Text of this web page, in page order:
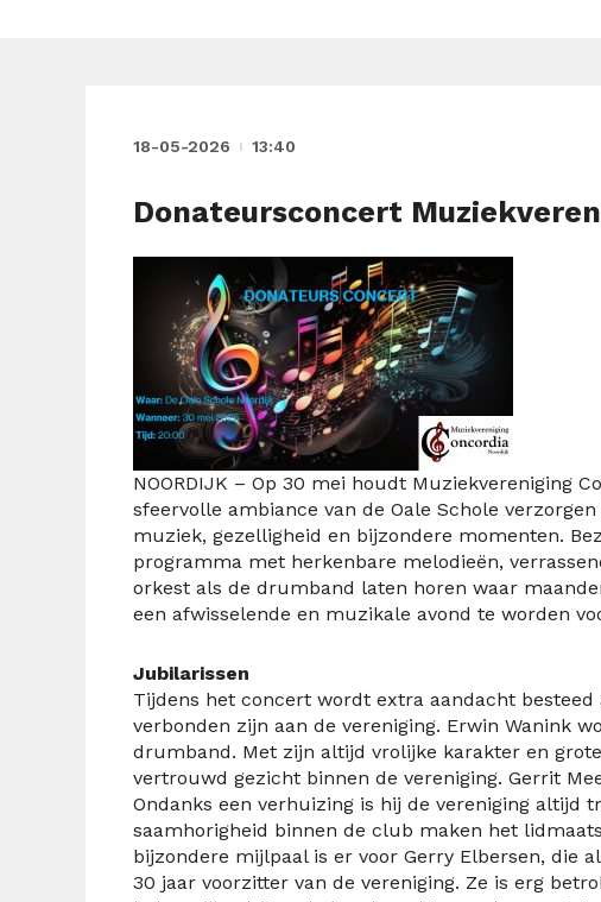
18-05-2026 13:40
Donateursconcert
NOORDIJK – Op 30 mei houdt Muziekvereniging
sfeervolle ambiance van de Oale Schole
muziek, gezelligheid en bijzondere momenten.
programma met herkenbare melodieën,
orkest als de drumband laten horen waar
een afwisselende en muzikale avond te worden
Jubilarissen
Tijdens het concert wordt extra aandacht
verbonden zijn aan de vereniging. Erwin Wanink
drumband. Met zijn altijd vrolijke karakter en
vertrouwd gezicht binnen de vereniging. Gerrit
Ondanks een verhuizing is hij de vereniging altijd
saamhorigheid binnen de club maken het
bijzondere mijlpaal is er voor Gerry Elbersen, die
30 jaar voorzitter van de vereniging. Ze is erg